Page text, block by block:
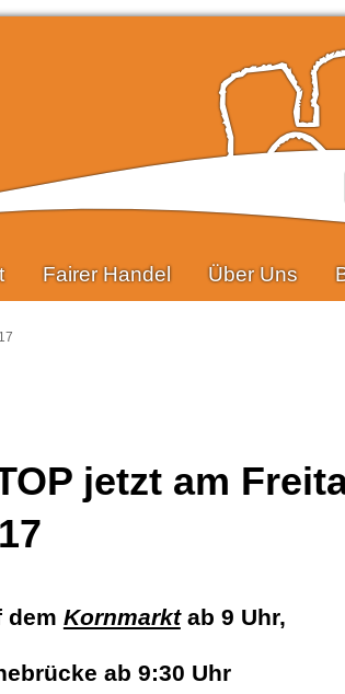
Fairer Handel Über Uns
jetzt am
dem Kornmarktab 9 Uhr,
ab 9:30 Uhr